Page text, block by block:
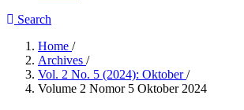
Search
Home /
Archives /
Vol. 2 No. 5 (2024): Oktober/
Volume 2 Nomor 5 Oktober 2024